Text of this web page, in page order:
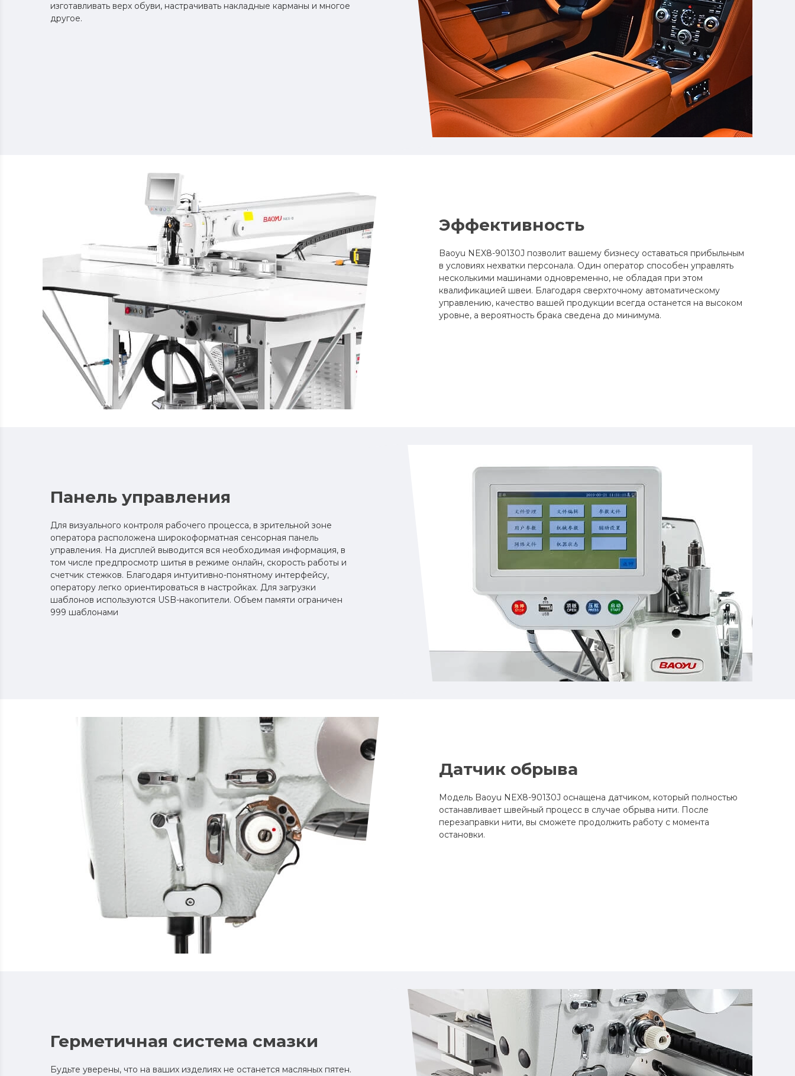
изготавливать верх обуви, настрачивать накладные карманы и многое
другое.
Эффективность
Baoyu NEX8-90130J позволит вашему бизнесу оставаться прибыльным
в условиях нехватки персонала. Один оператор способен управлять
несколькими машинами одновременно, не обладая при этом
квалификацией швеи. Благодаря сверхточному автоматическому
управлению, качество вашей продукции всегда останется на высоком
уровне, а вероятность брака сведена до минимума.
Панель управления
Для визуального контроля рабочего процесса, в зрительной зоне
оператора расположена широкоформатная сенсорная панель
управления. На дисплей выводится вся необходимая информация, в
том числе предпросмотр шитья в режиме онлайн, скорость работы и
счетчик стежков. Благодаря интуитивно-понятному интерфейсу,
оператору легко ориентироваться в настройках. Для загрузки
шаблонов используются USB-накопители. Объем памяти ограничен
999 шаблонами
Датчик обрыва
Модель Baoyu NEX8-90130J оснащена датчиком, который полностью
останавливает швейный процесс в случае обрыва нити. После
перезаправки нити, вы сможете продолжить работу с момента
остановки.
Герметичная система смазки
Будьте уверены, что на ваших изделиях не останется масляных пятен.